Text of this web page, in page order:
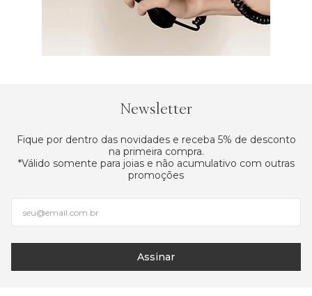
Newsletter
Fique por dentro das novidades e receba 5% de desconto
na primeira compra.
*Válido somente para joias e não acumulativo com outras
promoções
Assinar